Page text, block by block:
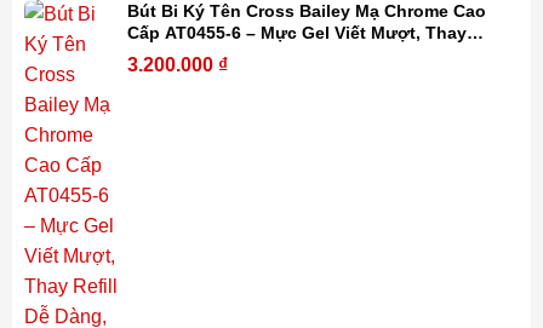
Bút Bi Ký Tên Cross Bailey Mạ Chrome Cao
Cấp AT0455-6 – Mực Gel Viết Mượt, Thay
Refill Dễ Dàng, Kèm Hộp Quà
3.200.000 ₫